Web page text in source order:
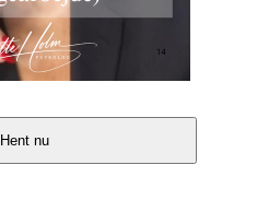
Hent nu